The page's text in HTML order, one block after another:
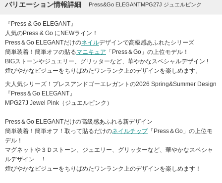
バリエーション情報詳細 Press&Go ELEGANTMPG27J ジュエルピンク
『Press & Go ELEGANT』
人気のPress & Go にNEWライン！
Press＆Go ELEGANTだけのネイルデザインで高級感あふれたシリーズ
簡単装着！簡単オフの貼るマニキュア 「Press＆Go」の上位モデル！
BIGストーンやジュエリー、グリッターなど、華やかなスペシャルデザイン !
煌びやかなビジューをちりばめたワンランク上のデザインを楽しめます。
大人気シリーズ！プレスアンドゴーエレガントの2026 Spring&Summer Design
『Press＆Go ELEGANT』
MPG27J Jewel Pink（ジュエルピンク）
Press＆Go ELEGANTだけの高級感あふれる新デザイン
簡単装着！簡単オフ！取って貼るだけのネイルチップ「Press＆Go」の上位モ
デル！
マグネットや３Ｄストーン、ジュエリー、グリッターなど、華やかなスペシャ
ルデザイン ！
煌びやかなビジューをちりばめたワンランク上のデザインを楽しめます！